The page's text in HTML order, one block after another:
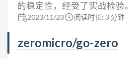
的稳定性，经受了实战检验。
2023/11/23 阅读时长: 3 分钟
zeromicro/go-zero